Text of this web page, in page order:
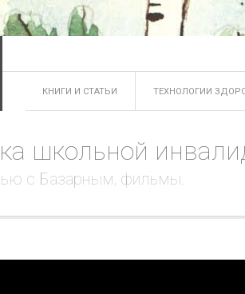
КНИГИ И СТАТЬИ ТЕХНОЛОГИИ
школьной
с Базарным, фильмы.